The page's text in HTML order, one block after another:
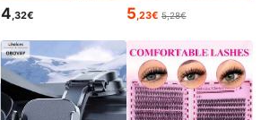
4,32€ 5,23€ 5,28€